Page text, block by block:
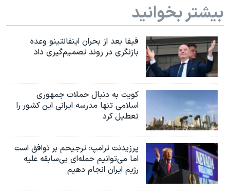
بیشتر بخوانید
فیفا بعد از بحران اینفانتینو وعده
بازنگری در روند تصمیم‌گیری داد
کویت به دنبال حملات جمهوری
اسلامی تنها مدرسه ایرانی این کشور را
تعطیل کرد
پرزیدنت ترامپ: ترجیحم بر توافق است
اما می‌توانیم حمله‌ای بی‌سابقه علیه
رژیم ایران انجام دهیم